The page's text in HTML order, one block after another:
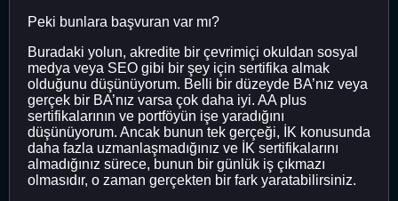
Peki bunlara başvuran var mı?
Buradaki yolun, akredite bir çevrimiçi okuldan sosyal
medya veya SEO gibi bir şey için sertifika almak
olduğunu düşünüyorum. Belli bir düzeyde BA’nız veya
gerçek bir BA’nız varsa çok daha iyi. AA plus
sertifikalarının ve portföyün işe yaradığını
düşünüyorum. Ancak bunun tek gerçeği, İK konusunda
daha fazla uzmanlaşmadığınız ve İK sertifikalarını
almadığınız sürece, bunun bir günlük iş çıkmazı
olmasıdır, o zaman gerçekten bir fark yaratabilirsiniz.